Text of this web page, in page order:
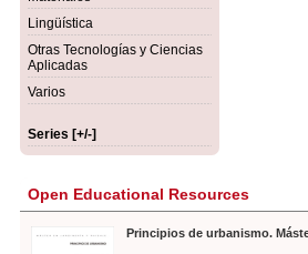
Lingüística
Otras Tecnologías y Ciencias
Aplicadas
Varios
Series [+/-]
Open Educational Resources
Principios de urbanismo.